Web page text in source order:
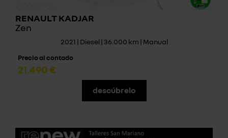
RENAULT KADJAR
Zen
2021 | Diesel | 36.000 km | Manual
Precio al contado
21.490 €
descúbrelo